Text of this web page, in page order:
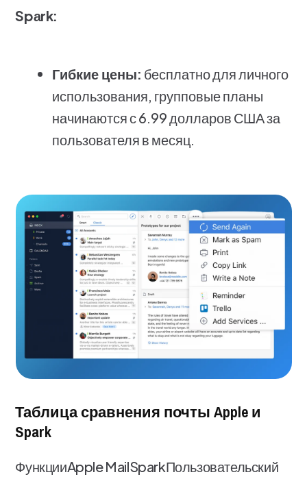
Spаrk:
Гибкие цены: бесплатно для личного
использования, групповые планы
начинаются с 6.99 долларов США за
пользователя в месяц.
Таблица сравнения почты Apple и
Spark
ФункцииApple MailSparkПользовательский